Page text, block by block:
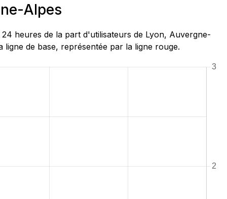
Alpes
heures de la part d'utilisateurs de Lyon, Auvergne-
de base, représentée par la ligne rouge.